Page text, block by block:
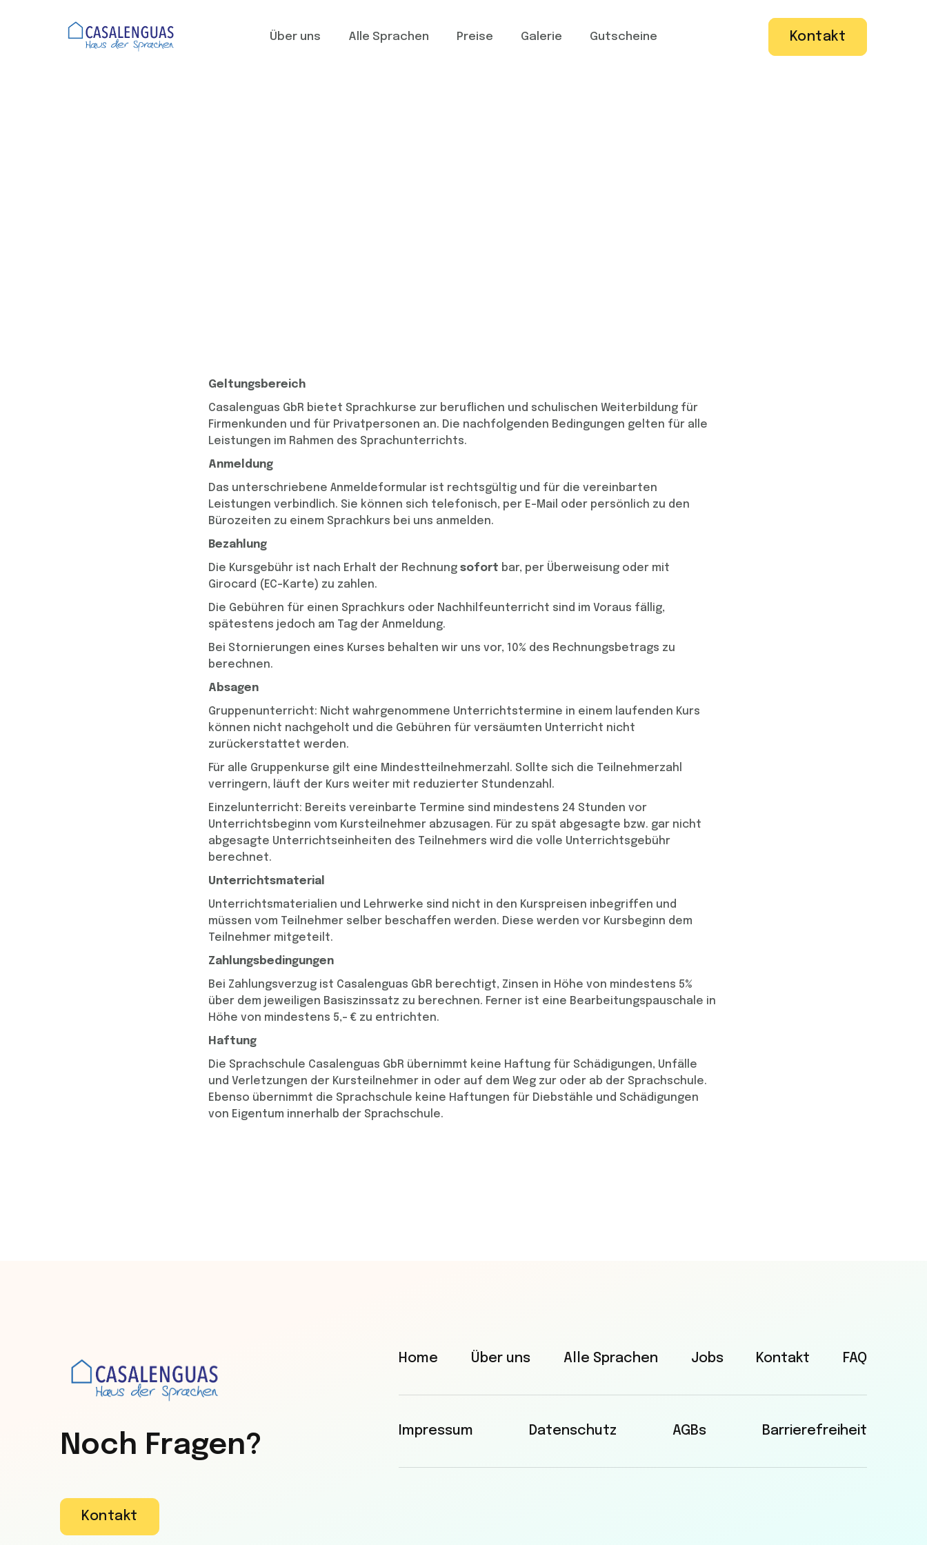
Über uns Alle Sprachen Preise Galerie Gutscheine Kontakt
Geltungsbereich
Casalenguas GbR bietet Sprachkurse zur beruflichen und schulischen Weiterbildung für
Firmenkunden und für Privatpersonen an. Die nachfolgenden Bedingungen gelten für alle
Leistungen im Rahmen des Sprachunterrichts.
Anmeldung
Das unterschriebene Anmeldeformular ist rechtsgültig und für die vereinbarten
Leistungen verbindlich. Sie können sich telefonisch, per E-Mail oder persönlich zu den
Bürozeiten zu einem Sprachkurs bei uns anmelden.
Bezahlung
Die Kursgebühr ist nach Erhalt der Rechnung sofort bar, per Überweisung oder mit
Girocard (EC-Karte) zu zahlen.
Die Gebühren für einen Sprachkurs oder Nachhilfeunterricht sind im Voraus fällig,
spätestens jedoch am Tag der Anmeldung.
Bei Stornierungen eines Kurses behalten wir uns vor, 10% des Rechnungsbetrags zu
berechnen.
Absagen
Gruppenunterricht: Nicht wahrgenommene Unterrichtstermine in einem laufenden Kurs
können nicht nachgeholt und die Gebühren für versäumten Unterricht nicht
zurückerstattet werden.
Für alle Gruppenkurse gilt eine Mindestteilnehmerzahl. Sollte sich die Teilnehmerzahl
verringern, läuft der Kurs weiter mit reduzierter Stundenzahl.
Einzelunterricht: Bereits vereinbarte Termine sind mindestens 24 Stunden vor
Unterrichtsbeginn vom Kursteilnehmer abzusagen. Für zu spät abgesagte bzw. gar nicht
abgesagte Unterrichtseinheiten des Teilnehmers wird die volle Unterrichtsgebühr
berechnet.
Unterrichtsmaterial
Unterrichtsmaterialien und Lehrwerke sind nicht in den Kurspreisen inbegriffen und
müssen vom Teilnehmer selber beschaffen werden. Diese werden vor Kursbeginn dem
Teilnehmer mitgeteilt.
Zahlungsbedingungen
Bei Zahlungsverzug ist Casalenguas GbR berechtigt, Zinsen in Höhe von mindestens 5%
über dem jeweiligen Basiszinssatz zu berechnen. Ferner ist eine Bearbeitungspauschale in
Höhe von mindestens 5,- € zu entrichten.
Haftung
Die Sprachschule Casalenguas GbR übernimmt keine Haftung für Schädigungen, Unfälle
und Verletzungen der Kursteilnehmer in oder auf dem Weg zur oder ab der Sprachschule.
Ebenso übernimmt die Sprachschule keine Haftungen für Diebstähle und Schädigungen
von Eigentum innerhalb der Sprachschule.
Noch Fragen?
Kontakt
Home Über uns Alle Sprachen Jobs Kontakt FAQ
Impressum Datenschutz AGBs Barrierefreiheit